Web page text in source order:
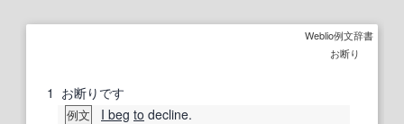
Weblio例文辞書
お断り
1 お断りです
例文 I beg to decline.